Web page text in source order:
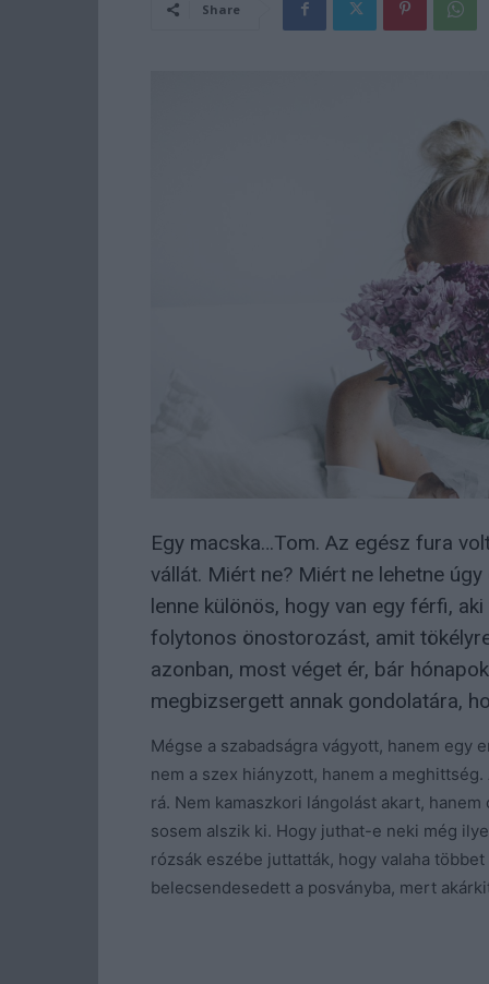
Share
Egy macska…Tom. Az egész fura
vállát. Miért ne? Miért ne lehetne
lenne különös, hogy van egy férfi,
folytonos önostorozást, amit
azonban, most véget ér, bár
megbizsergett annak gondolatára,
Mégse a szabadságra vágyott, hanem egy
nem a szex hiányzott, hanem a
rá. Nem kamaszkori lángolást akart,
sosem alszik ki. Hogy juthat-e neki még
rózsák eszébe juttatták, hogy valaha
belecsendesedett a posványba, mert